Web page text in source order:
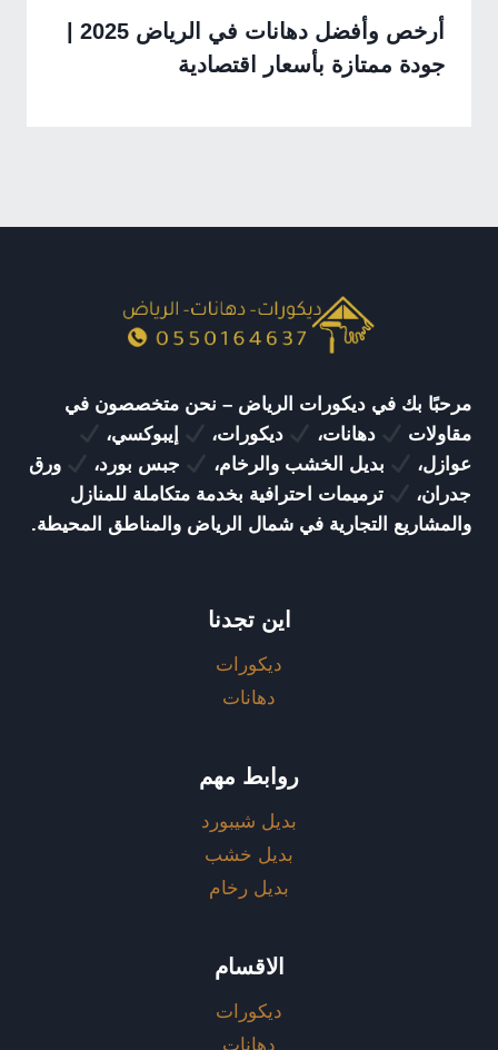
جودة ممتازة بأسعار اقتصادية
مرحبًا بك في ديكورات الرياض – نحن متخصصون في
مقاولات
دهانات، ديكورات،
إيبوكسي،
عوازل،
بديل الخشب والرخام، جبس بورد،
ورق
جدران،
ترميمات احترافية بخدمة متكاملة للمنازل
والمشاريع التجارية في شمال الرياض والمناطق المحيطة.
اين تجدنا
ديكورات
دهانات
روابط مهم
بديل شيبورد
بديل خشب
بديل رخام
الاقسام
ديكورات
دهانات